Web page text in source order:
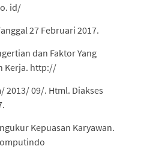
id/
27 Februari 2017.
dan Faktor Yang
Kerja. http://
2013/ 09/. Html. Diakses
Kepuasan Karyawan.